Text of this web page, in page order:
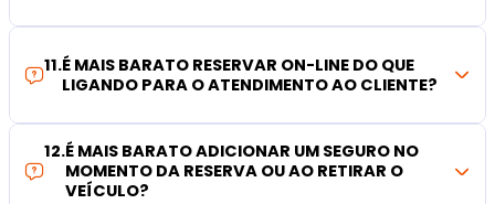
11.É MAIS BARATO RESERVAR ON-LINE DO QUE
LIGANDO PARA O ATENDIMENTO AO CLIENTE?
12.É MAIS BARATO ADICIONAR UM SEGURO NO
MOMENTO DA RESERVA OU AO RETIRAR O
VEÍCULO?